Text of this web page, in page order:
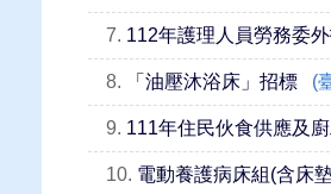
7. 112年護理人員勞務委
8. 「油壓沐浴床」招標 (
9. 111年住民伙食供應及
10. 電動養護病床組(含床